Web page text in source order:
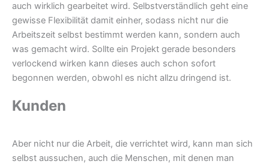
auch wirklich gearbeitet wird. Selbstverständlich geht eine
gewisse Flexibilität damit einher, sodass nicht nur die
Arbeitszeit selbst bestimmt werden kann, sondern auch
was gemacht wird. Sollte ein Projekt gerade besonders
verlockend wirken kann dieses auch schon sofort
begonnen werden, obwohl es nicht allzu dringend ist.
Kunden
Aber nicht nur die Arbeit, die verrichtet wird, kann man sich
selbst aussuchen, auch die Menschen, mit denen man